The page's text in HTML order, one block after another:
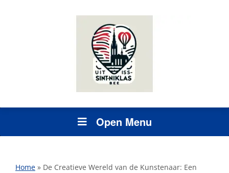
Open Menu
Home » De Creatieve Wereld van de Kunstenaar: Een